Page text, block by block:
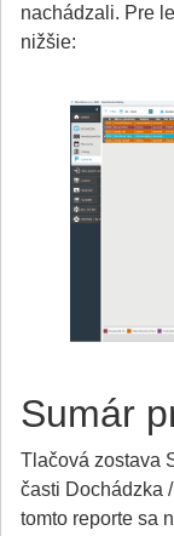
nachádzali. Pre
nižšie:
Sumár
Tlačová zostava
časti Dochádzka
tomto reporte sa